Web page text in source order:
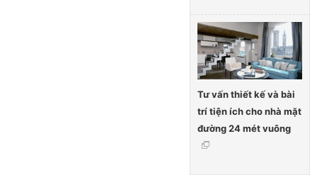
Tư vấn thiết kế và bài
trí tiện ích cho nhà mặt
đường 24 mét vuông